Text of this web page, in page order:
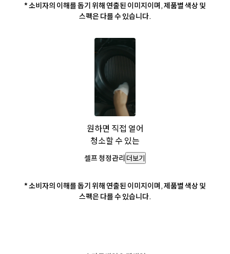
* 소비자의 이해를 돕기 위해 연출된 이미지이며, 제품별 색상 및
스펙은 다를 수 있습니다.
원하면 직접 열어
청소할 수 있는
셀프 청정관리 더보기
* 소비자의 이해를 돕기 위해 연출된 이미지이며, 제품별 색상 및
스펙은 다를 수 있습니다.